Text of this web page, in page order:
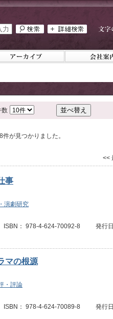
数
が見つかりました。
<<
事
演劇研究
： 978-4-624-70092-8 発行日
マの根源
・評論
： 978-4-624-70089-8 発行日